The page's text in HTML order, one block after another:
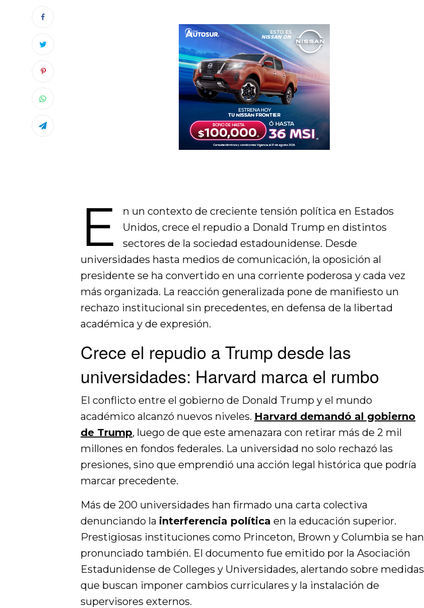
E
n un contexto de creciente tensión política en Estados
Unidos, crece el repudio a Donald Trump en distintos
sectores de la sociedad estadounidense. Desde
universidades hasta medios de comunicación, la oposición al
presidente se ha convertido en una corriente poderosa y cada vez
más organizada. La reacción generalizada pone de manifiesto un
rechazo institucional sin precedentes, en defensa de la libertad
académica y de expresión.
Crece el repudio a Trump desde las
universidades: Harvard marca el rumbo
El conflicto entre el gobierno de Donald Trump y el mundo
académico alcanzó nuevos niveles. Harvard demandó al gobierno
de Trump, luego de que este amenazara con retirar más de 2 mil
millones en fondos federales. La universidad no solo rechazó las
presiones, sino que emprendió una acción legal histórica que podría
marcar precedente.
Más de 200 universidades han firmado una carta colectiva
denunciando la interferencia política en la educación superior.
Prestigiosas instituciones como Princeton, Brown y Columbia se han
pronunciado también. El documento fue emitido por la Asociación
Estadunidense de Colleges y Universidades, alertando sobre medidas
que buscan imponer cambios curriculares y la instalación de
supervisores externos.